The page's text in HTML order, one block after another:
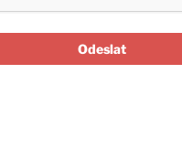
Odeslat